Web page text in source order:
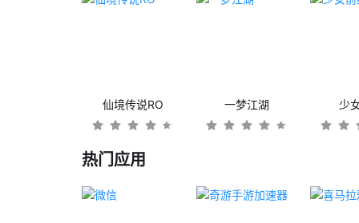
仙境传说RO 一梦江湖 少
热门应用